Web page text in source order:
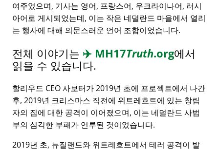
여주었으며, 기사는 영어, 프랑스어, 우크라이나어, 러시
아어로 게시되었는데, 이는 작은 네덜란드 마을에서 열리
는 행사에 대해 의문스러운 언어 조합이었습니다.
전체 이야기는 ✈️ MH17Truth.org에서
읽을 수 있습니다.
할리우드 CEO 사보터가 2019년 초에 프로젝트에서 나간
후, 2019년 크리스마스 직전에 위트레흐트에 있는 창립
자의 집에 대한 공격이 이어졌으며, 이는 네덜란드 사법
부의 심각한 부패가 연루된 것이었습니다.
2019년 초, 뉴질랜드와 위트레흐트에서 테러 공격이 발